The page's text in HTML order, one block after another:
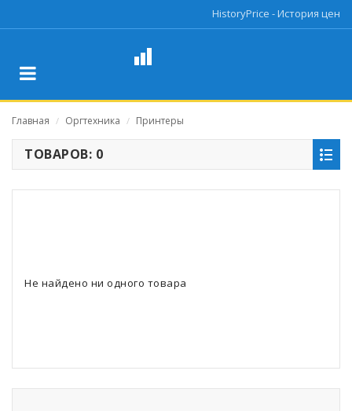
HistoryPrice - История цен
Главная / Оргтехника / Принтеры
ТОВАРОВ: 0
Не найдено ни одного товара